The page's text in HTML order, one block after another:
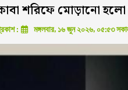
শরিফে মোড়ানো হলো
: মঙ্গলবার, ১৬ জুন ২০২৬, ০৫:৫৩